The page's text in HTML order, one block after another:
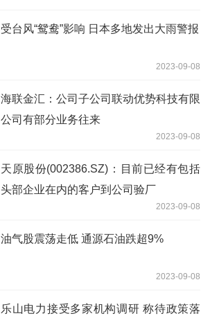
受台风“鸳鸯”影响 日本多地发出大雨警报
2023-09-08
海联金汇：公司子公司联动优势科技有限
公司有部分业务往来
2023-09-08
天原股份(002386.SZ)：目前已经有包括
头部企业在内的客户到公司验厂
2023-09-08
油气股震荡走低 通源石油跌超9%
2023-09-08
乐山电力接受多家机构调研 称待政策落